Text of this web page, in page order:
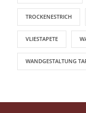
TROCKENESTRICH
VLIESTAPETE
WANDGESTALTUNG